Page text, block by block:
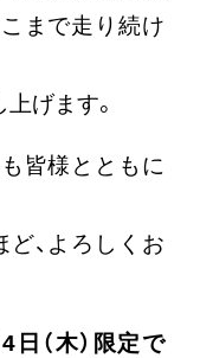
まで走り続け
げます。
皆様とともに
、よろしくお
（木）限定で